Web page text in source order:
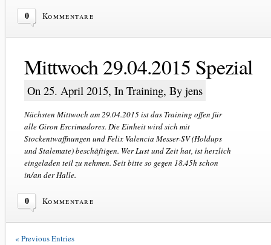
0 Kommentare
Mittwoch 29.04.2015 Spezial
On 25. April 2015, In Training, By jens
Nächsten Mittwoch am 29.04.2015 ist das Training offen für
alle Giron Escrimadores. Die Einheit wird sich mit
Stockentwaffnungen und Felix Valencia Messer-SV (Holdups
und Stalemate) beschäftigen. Wer Lust und Zeit hat, ist herzlich
eingeladen teil zu nehmen. Seit bitte so gegen 18.45h schon
in/an der Halle.
0 Kommentare
« Previous Entries